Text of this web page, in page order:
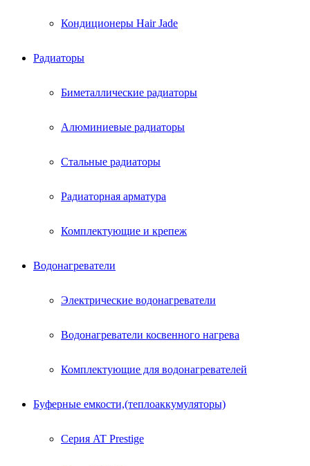
Кондиционеры Hair Jade
Радиаторы
Биметаллические радиаторы
Алюминиевые радиаторы
Стальные радиаторы
Радиаторная арматура
Комплектующие и крепеж
Водонагреватели
Электрические водонагреватели
Водонагреватели косвенного нагрева
Комплектующие для водонагревателей
Буферные емкости,(теплоаккумуляторы)
Серия AT Prestige